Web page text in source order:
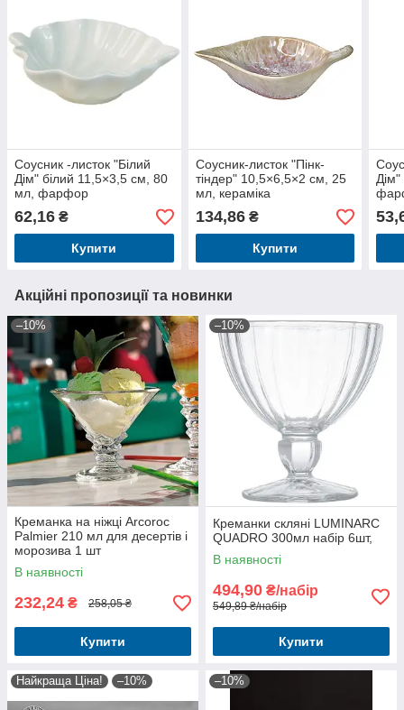
Соусник -листок "Білий
Дім" білий 11,5×3,5 см, 80
мл, фарфор
62,16 ₴
Купити
Соусник-листок "Пінк-
тіндер" 10,5×6,5×2 см, 25
мл, кераміка
134,86₴
Купити
Акційні пропозиції та новинки
–10%
Креманка на ніжці Arcoroc
Palmier 210 мл для десертів і
морозива 1 шт
В наявності
232,24 ₴ 258,05 ₴
Купити
–10%
Креманки скляні LUMINARC
QUADRO 300мл набір 6шт,
В наявності
494,90 ₴/набір
549,89 ₴/набір
Купити
Найкраща Ціна! –10% –10%